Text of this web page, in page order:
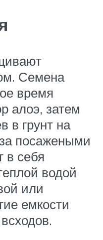
Семена
время
алоэ, затем
в грунт на
посажеными
в себя
водой
или
емкости